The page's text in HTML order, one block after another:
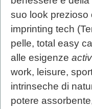
suo look prezioso
imprinting tech
pelle, total easy
alle esigenze
work, leisure,
intrinseche di
potere